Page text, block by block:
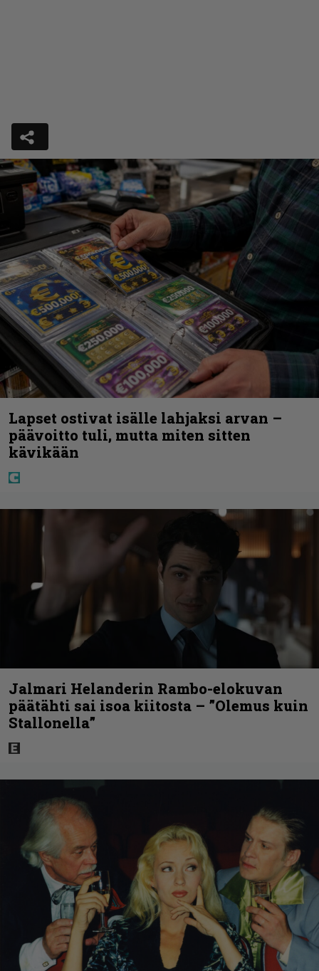
Lapset ostivat isälle lahjaksi arvan –
päävoitto tuli, mutta miten sitten
kävikään
Jalmari Helanderin Rambo-elokuvan
päätähti sai isoa kiitosta – ”Olemus kuin
Stallonella”